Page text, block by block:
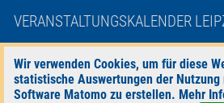
VERANSTALTUNGSKALENDER
Wir verwenden Cookies, um für diese
statistische Auswertungen der
Software Matomo zu erstellen. Mehr